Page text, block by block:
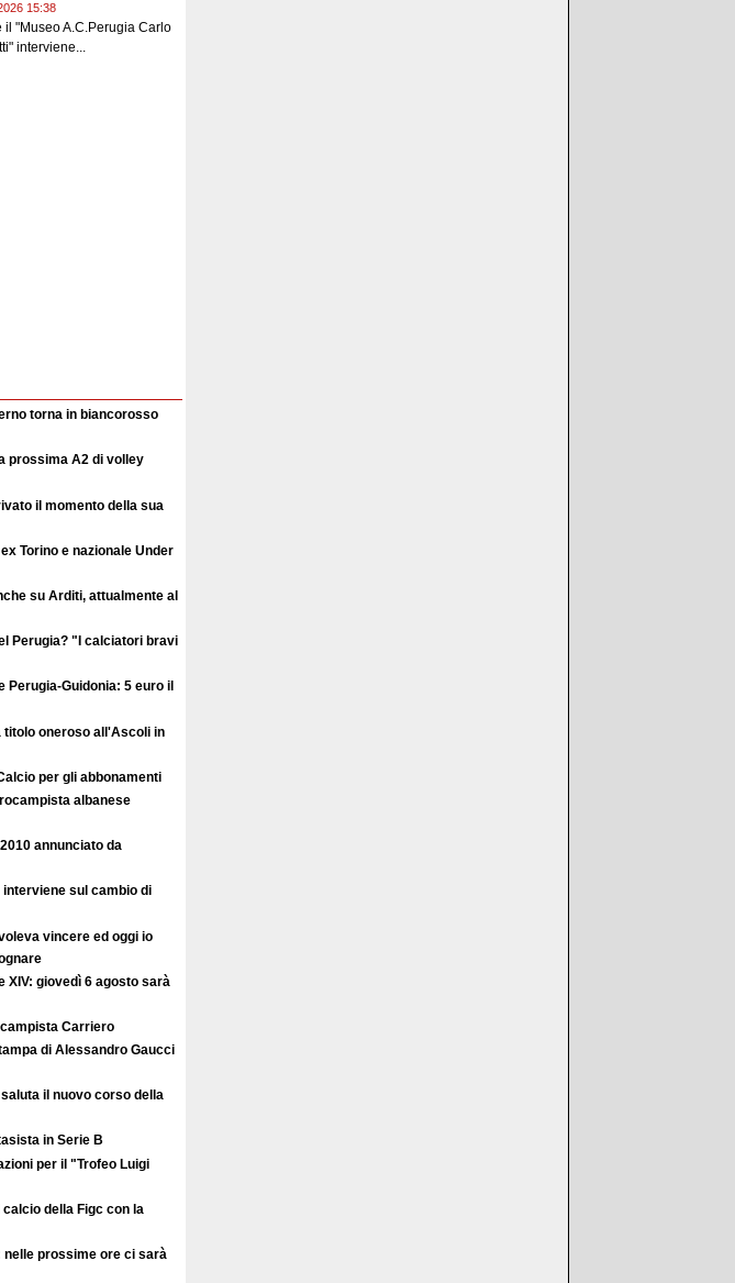
15:38
il "Museo A.C.Perugia Carlo
interviene...
torna in biancorosso
prossima A2 di volley
il momento della sua
Torino e nazionale Under
su Arditi, attualmente al
Perugia? "I calciatori bravi
Guidonia: 5 euro il
oneroso all'Ascoli in
per gli abbonamenti
albanese
annunciato da
sul cambio di
vincere ed oggi io
XIV: giovedì 6 agosto sarà
Carriero
di Alessandro Gaucci
il nuovo corso della
in Serie B
per il "Trofeo Luigi
della Figc con la
nelle prossime ore ci sarà